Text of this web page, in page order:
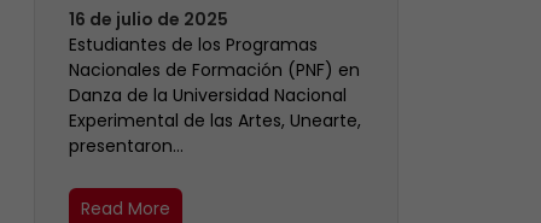
16 de julio de 2025
Estudiantes de los Programas
Nacionales de Formación (PNF) en
Danza de la Universidad Nacional
Experimental de las Artes, Unearte,
presentaron…
Read More